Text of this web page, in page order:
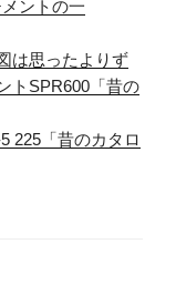
ントの一
は思ったよりず
トSPR600「昔の
225「昔のカタロ